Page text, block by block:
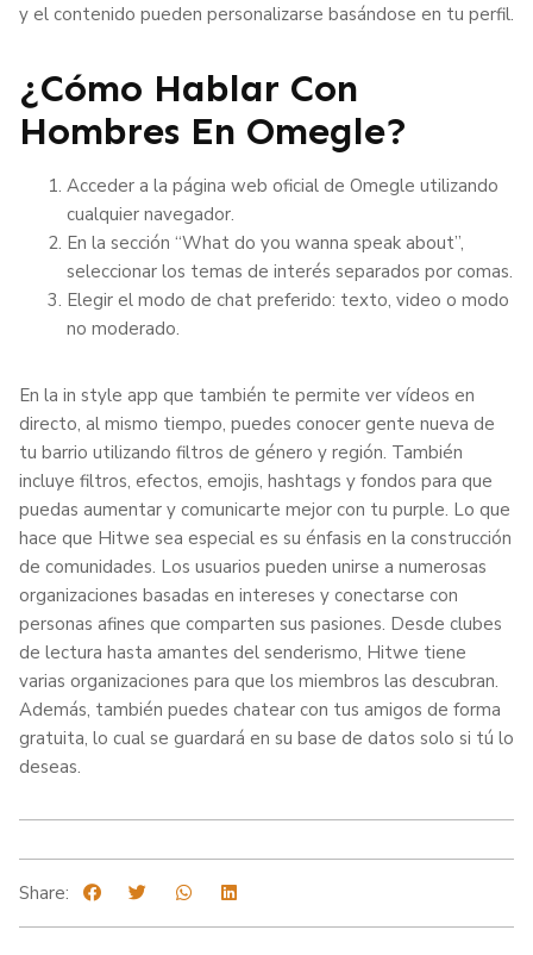
y el contenido pueden personalizarse basándose en tu perfil.
¿Cómo Hablar Con
Hombres En Omegle?
Acceder a la página web oficial de Omegle utilizando
cualquier navegador.
En la sección “What do you wanna speak about”,
seleccionar los temas de interés separados por comas.
Elegir el modo de chat preferido: texto, video o modo
no moderado.
En la in style app que también te permite ver vídeos en
directo, al mismo tiempo, puedes conocer gente nueva de
tu barrio utilizando filtros de género y región. También
incluye filtros, efectos, emojis, hashtags y fondos para que
puedas aumentar y comunicarte mejor con tu purple. Lo que
hace que Hitwe sea especial es su énfasis en la construcción
de comunidades. Los usuarios pueden unirse a numerosas
organizaciones basadas en intereses y conectarse con
personas afines que comparten sus pasiones. Desde clubes
de lectura hasta amantes del senderismo, Hitwe tiene
varias organizaciones para que los miembros las descubran.
Además, también puedes chatear con tus amigos de forma
gratuita, lo cual se guardará en su base de datos solo si tú lo
deseas.
Share: